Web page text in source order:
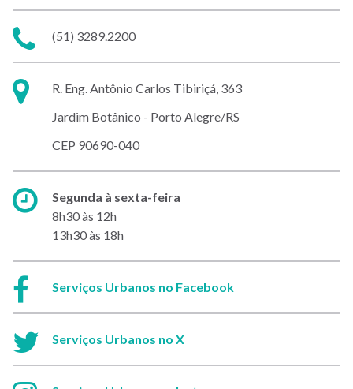
Telefone:
(51) 3289.2200
Endereço:
R. Eng. Antônio Carlos Tibiriçá, 363
Jardim Botânico - Porto Alegre/RS
CEP 90690-040
Horário
de
atendimento:
Segunda à sexta-feira
8h30 às 12h
13h30 às 18h
Facebook:
Serviços Urbanos no Facebook
Twitter:
Serviços Urbanos no X